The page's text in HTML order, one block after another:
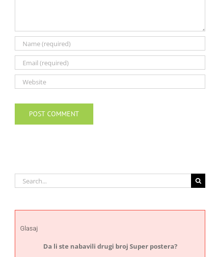
Search
for:
Glasaj
Da li ste nabavili drugi broj Super postera?